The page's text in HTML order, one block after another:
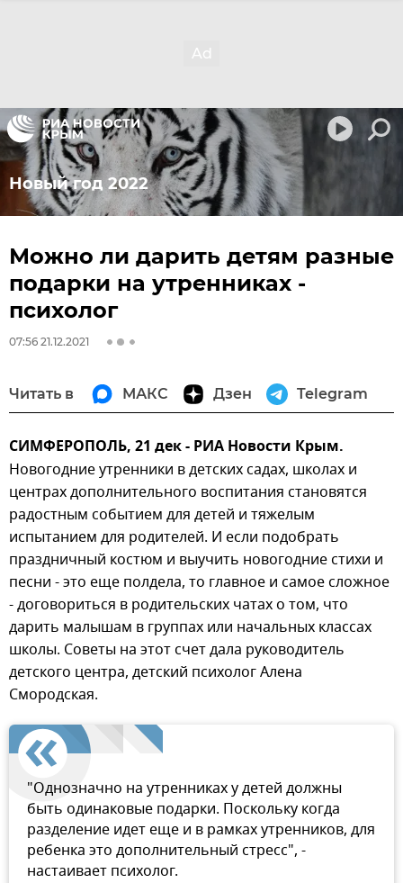
Новый год 2022
Можно ли дарить детям разные
подарки на утренниках -
психолог
07:56 21.12.2021
Читать в МАКС Дзен Telegram
СИМФЕРОПОЛЬ, 21 дек - РИА Новости Крым.
Новогодние утренники в детских садах, школах и
центрах дополнительного воспитания становятся
радостным событием для детей и тяжелым
испытанием для родителей. И если подобрать
праздничный костюм и выучить новогодние стихи и
песни - это еще полдела, то главное и самое сложное
- договориться в родительских чатах о том, что
дарить малышам в группах или начальных классах
школы. Советы на этот счет дала руководитель
детского центра, детский психолог Алена
Смородская.
"Однозначно на утренниках у детей должны
быть одинаковые подарки. Поскольку когда
разделение идет еще и в рамках утренников, для
ребенка это дополнительный стресс", -
настаивает психолог.